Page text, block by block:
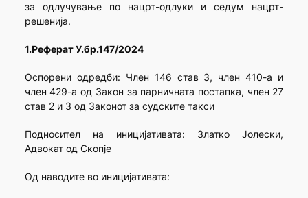
за одлучување по нацрт-одлуки и седум нацрт-
решенија.
1.Реферат У.бр.147/2024
Оспорени одредби: Член 146 став 3, член 410-а и
член 429-а од Закон за парничната постапка, член 27
став 2 и 3 од Законот за судските такси
Подносител на иницијативата: Златко Јолески,
Адвокат од Скопје
Од наводите во иницијативата: